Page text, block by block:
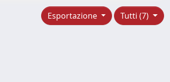
Tutti (7)
Esportazione